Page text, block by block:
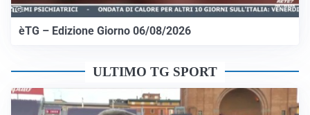
èTG – Edizione Giorno 06/08/2026
ULTIMO TG SPORT